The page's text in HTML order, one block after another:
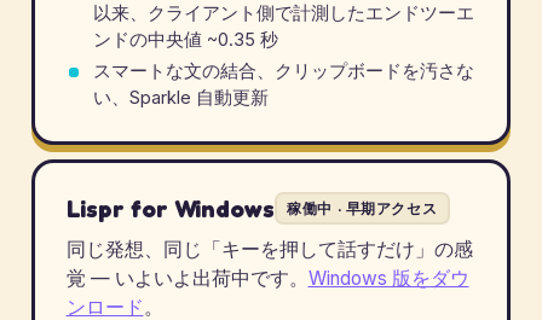
以来、クライアント側で計測したエンドツーエ
ンドの中央値 ~0.35 秒
スマートな文の結合、クリップボードを汚さな
い、Sparkle 自動更新
Lispr for Windows 稼働中 · 早期アクセス
同じ発想、同じ「キーを押して話すだけ」の感
覚 — いよいよ出荷中です。 Windows 版をダウ
ンロード 。